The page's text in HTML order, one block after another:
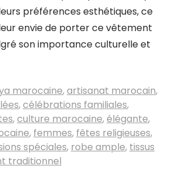
préférences esthétiques, ce
envie de porter ce vêtement
son importance culturelle et
marocaine,artisanat marocain,
,célébrations familiales,
,culture marocaine,élégante,
, femmes, fêtes religieuses,
spéciales, robe ample, tissus
traditionnel